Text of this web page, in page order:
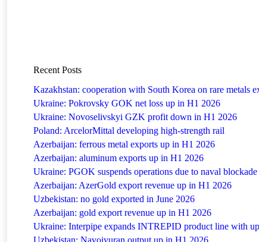
Recent Posts
Kazakhstan: cooperation with South Korea on rare metals
Ukraine: Pokrovsky GOK net loss up in H1 2026
Ukraine: Novoselivskyi GZK profit down in H1 2026
Poland: ArcelorMittal developing high-strength rail
Azerbaijan: ferrous metal exports up in H1 2026
Azerbaijan: aluminum exports up in H1 2026
Ukraine: PGOK suspends operations due to naval blockade
Azerbaijan: AzerGold export revenue up in H1 2026
Uzbekistan: no gold exported in June 2026
Azerbaijan: gold export revenue up in H1 2026
Ukraine: Interpipe expands INTREPID product line with
Uzbekistan: Navoiyuran output up in H1 2026